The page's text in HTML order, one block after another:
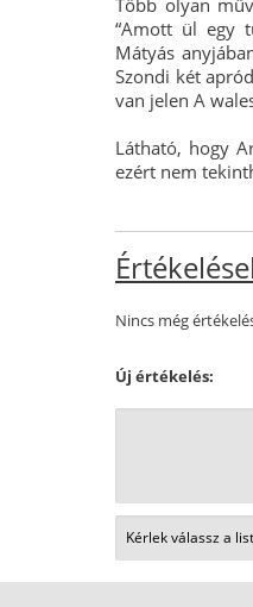
Több olyan
“Amott ül egy
Mátyás
Szondi két
van jelen A
Látható, hogy
ezért nem
Nincs még
Új értékelés: